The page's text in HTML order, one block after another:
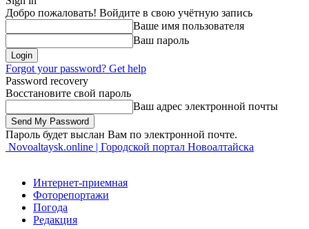
Добро пожаловать! Войдите в свою учётную запись
Ваше имя пользователя
Ваш пароль
Forgot your password? Get help
Password recovery
Восстановите свой пароль
Ваш адрес электронной почты
Пароль будет выслан Вам по электронной почте.
Novoaltaysk.online | Городской портал Новоалтайска
Интернет-приемная
Фоторепортажи
Погода
Редакция